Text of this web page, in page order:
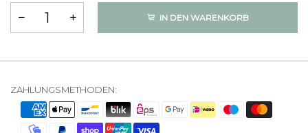
IN DEN WARENKORB
ZAHLUNGSMETHODEN: